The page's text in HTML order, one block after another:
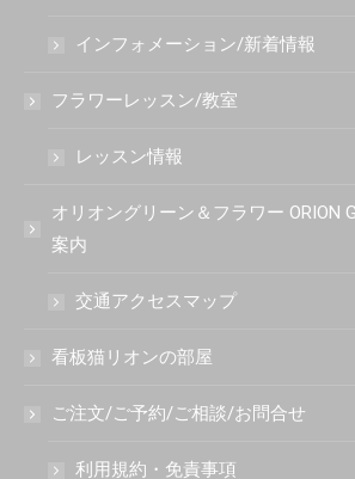
インフォメーション/新着情報
フラワーレッスン/教室
レッスン情報
オリオングリーン＆フラワー ORION
案内
交通アクセスマップ
看板猫リオンの部屋
ご注文/ご予約/ご相談/お問合せ
利用規約・免責事項